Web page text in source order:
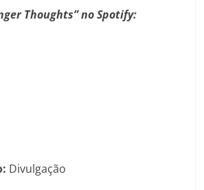
Thoughts” no Spotify:
Divulgação